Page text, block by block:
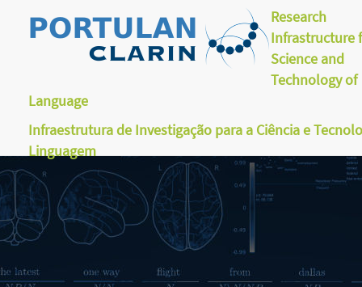
Research
Infrastructure
Science and
Technology of
Language
Infraestrutura de Investigação para a Ciência e
Linguagem